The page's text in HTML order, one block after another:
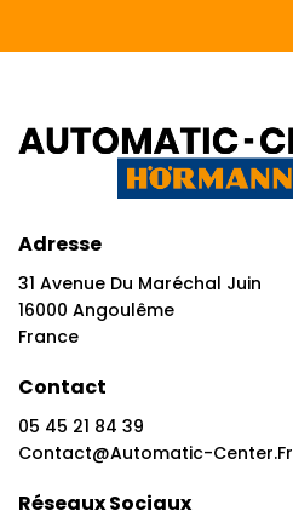
Adresse
31 Avenue Du Maréchal Juin
16000 Angoulême
France
Contact
05 45 21 84 39
Contact@automatic-Center.fr
Réseaux Sociaux